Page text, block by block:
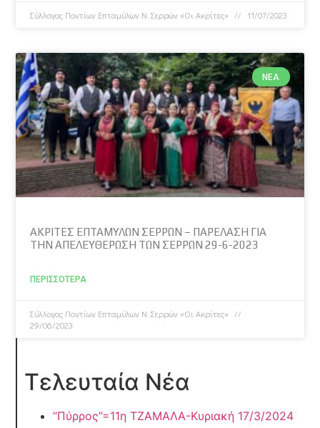
Σύλλογος Ποντίων Επταμύλων N. Σερρών «Οι Ακρίτες» 11/07/2023
ΝΈΑ
ΑΚΡΙΤΕΣ ΕΠΤΑΜΥΛΩΝ ΣΕΡΡΩΝ – ΠΑΡΕΛΑΣΗ ΓΙΑ
ΤΗΝ ΑΠΕΛΕΥΘΕΡΩΣΗ ΤΩΝ ΣΕΡΡΩΝ 29-6-2023
ΠΕΡΙΣΣΌΤΕΡΑ
Σύλλογος Ποντίων Επταμύλων N. Σερρών «Οι Ακρίτες»
29/06/2023
Τελευταία Νέα
“Πύρρος”=11η ΤΖΑΜΑΛΑ-Κυριακή 17/3/2024